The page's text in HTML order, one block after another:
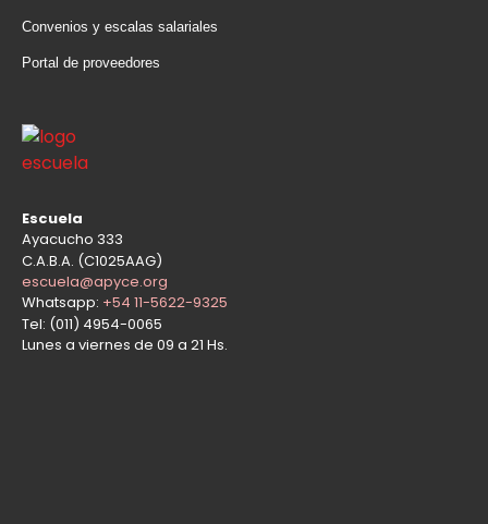
Convenios y escalas salariales
Portal de proveedores
Escuela
Ayacucho 333
C.A.B.A. (C1025AAG)
escuela@apyce.org
Whatsapp: +54 11-5622-9325
Tel: (011) 4954-0065
Lunes a viernes de 09 a 21 Hs.